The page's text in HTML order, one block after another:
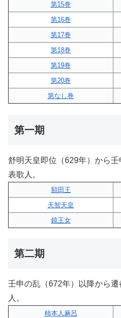
第15巻
第16巻
第17巻
第18巻
第19巻
第20巻
第なし巻
第一期
舒明天皇即位（629年）から
表歌人。
額田王
天智天皇
鏡王女
第二期
壬申の乱（672年）以降から
人。
柿本人麻呂